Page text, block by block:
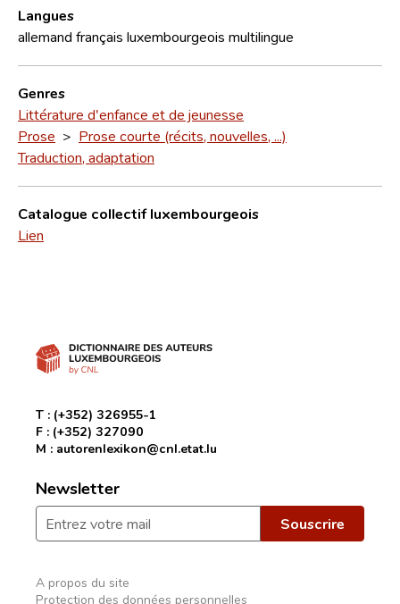
Langues
allemand français luxembourgeois multilingue
Genres
Littérature d'enfance et de jeunesse
Prose > Prose courte (récits, nouvelles, ...)
Traduction, adaptation
Catalogue collectif luxembourgeois
Lien
T : (+352) 326955-1
F : (+352) 327090
M : autorenlexikon@cnl.etat.lu
Newsletter
A propos du site
Protection des données personnelles